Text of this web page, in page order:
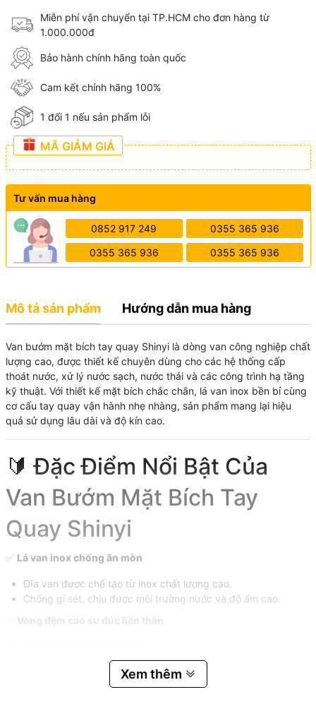
Miễn phí vận chuyển tại TP.HCM cho đơn hàng từ
1.000.000đ
Bảo hành chính hãng toàn quốc
Cam kết chính hãng 100%
1 đổi 1 nếu sản phẩm lỗi
MÃ GIẢM GIÁ
Tư vấn mua hàng
0852 917 249 0355 365 936
0355 365 936 0355 365 936
Mô tả sản phẩm Hướng dẫn mua hàng
Van bướm mặt bích tay quay Shinyi là dòng van công nghiệp chất
lượng cao, được thiết kế chuyên dùng cho các hệ thống cấp
thoát nước, xử lý nước sạch, nước thải và các công trình hạ tầng
kỹ thuật. Với thiết kế mặt bích chắc chắn, lá van inox bền bỉ cùng
cơ cấu tay quay vận hành nhẹ nhàng, sản phẩm mang lại hiệu
quả sử dụng lâu dài và độ kín cao.
🔰 Đặc Điểm Nổi Bật Của
Van Bướm Mặt Bích Tay
Quay Shinyi
✅ Lá van inox chống ăn mòn
Đĩa van được chế tạo từ inox chất lượng cao.
Chống gỉ sét, chịu được môi trường nước và độ ẩm cao.
Vòng đệm cao su đúc liền thân
Hạn chế rò rỉ lưu chất trong quá trình vận hành.
Thiết kế mặt bích chắc chắn
Xem thêm